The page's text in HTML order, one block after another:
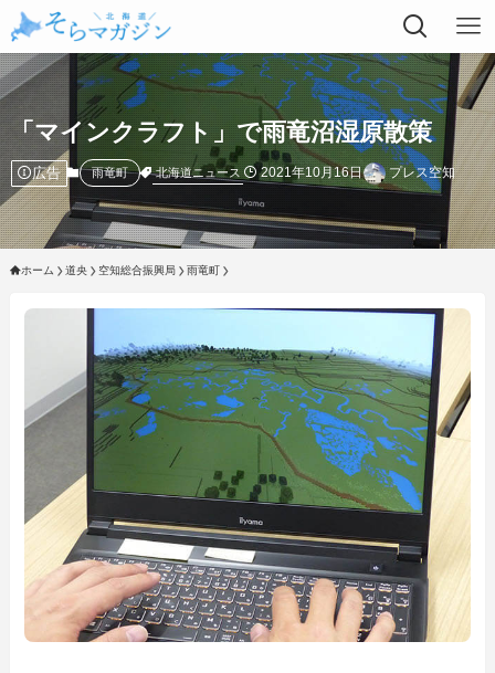
「マインクラフト」で雨竜沼湿原散策
広告 雨竜町 北海道ニュース 2021年10月16日 プレス空知
ホーム 道央 空知総合振興局 雨竜町